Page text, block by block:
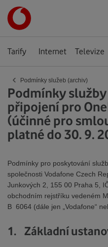
stránka
Tarify Internet Televize
‹ Podmínky služeb (archiv)
Podmínky
připojení pro
(účinné pro
platné do 30. 9.
Podmínky pro poskytování
společnosti Vodafone Czech
Junkových 2, 155 00 Praha 5,
obchodním rejstříku vedeném
B 6064 (dále jen „Vodafone“
1. Základní